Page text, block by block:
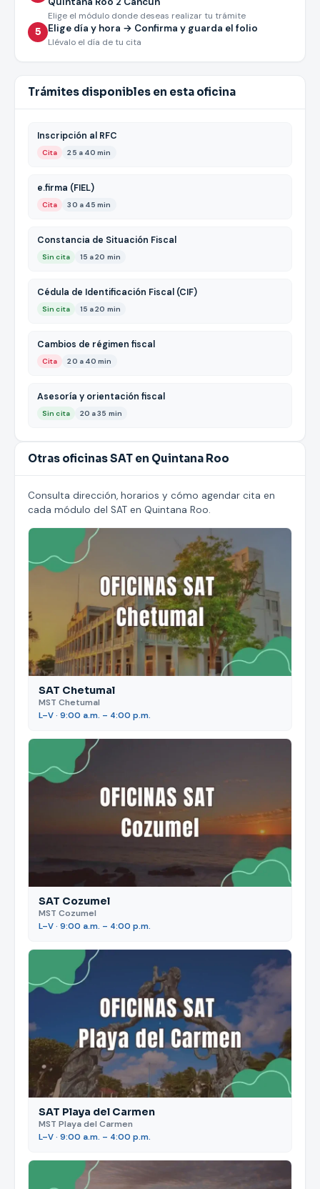
Elige el módulo donde deseas realizar tu trámite
5 Elige día y hora → Confirma y guarda el folio
Llévalo el día de tu cita
Trámites disponibles en esta oficina
Inscripción al RFC
Cita 25 a 40 min
e.firma (FIEL)
Cita 30 a 45 min
Constancia de Situación Fiscal
Sin cita 15 a 20 min
Cédula de Identificación Fiscal (CIF)
Sin cita 15 a 20 min
Cambios de régimen fiscal
Cita 20 a 40 min
Asesoría y orientación fiscal
Sin cita 20 a 35 min
Otras oficinas SAT en Quintana Roo
Consulta dirección, horarios y cómo agendar cita en
cada módulo del SAT en Quintana Roo.
SAT Chetumal
MST Chetumal
L–V · 9:00 a.m. – 4:00 p.m.
SAT Cozumel
MST Cozumel
L–V · 9:00 a.m. – 4:00 p.m.
SAT Playa del Carmen
MST Playa del Carmen
L–V · 9:00 a.m. – 4:00 p.m.